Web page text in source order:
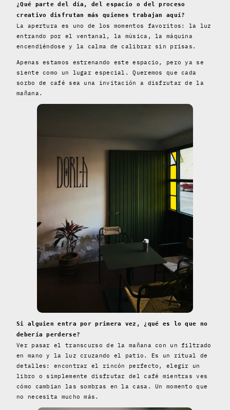
¿Qué parte del día, del espacio o del proceso
creativo disfrutan más quienes trabajan aquí?
La apertura es uno de los momentos favoritos: la luz
entrando por el ventanal, la música, la máquina
encendiéndose y la calma de calibrar sin prisas.
Apenas estamos estrenando este espacio, pero ya se
siente como un lugar especial. Queremos que cada
sorbo de café sea una invitación a disfrutar de la
mañana.
Si alguien entra por primera vez, ¿qué es lo que no
debería perderse?
Ver pasar el transcurso de la mañana con un filtrado
en mano y la luz cruzando el patio. Es un ritual de
detalles: encontrar el rincón perfecto, elegir un
libro o simplemente disfrutar del café mientras ves
cómo cambian las sombras en la casa. Un momento que
no necesita mucho más.